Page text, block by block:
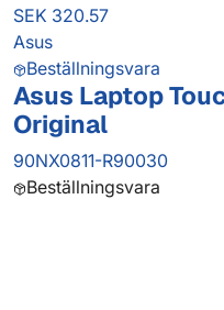
SEK 320.57
Asus
Beställningsvara
Asus Laptop
Original
90NX0811-R90030
Beställningsvara